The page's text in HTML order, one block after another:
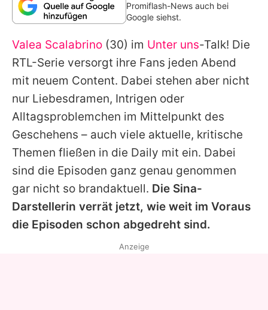
Redaktionelle Richtlinien
Impressum
Datenschutzerklärung
Nutzungsbedingungen
Utiq verwalten
Promiflash-News auch bei
Google siehst.
Valea Scalabrino (30) im Unter uns-Talk! Die
RTL-Serie versorgt ihre Fans jeden Abend
mit neuem Content. Dabei stehen aber nicht
nur Liebesdramen, Intrigen oder
Alltagsproblemchen im Mittelpunkt des
Geschehens – auch viele aktuelle, kritische
Themen fließen in die Daily mit ein. Dabei
sind die Episoden ganz genau genommen
gar nicht so brandaktuell. Die Sina-
Darstellerin verrät jetzt, wie weit im Voraus
die Episoden schon abgedreht sind.
Anzeige